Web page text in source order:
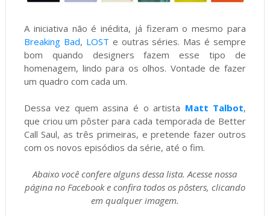
A iniciativa não é inédita, já fizeram o mesmo para
Breaking Bad, LOST e outras séries. Mas é sempre
bom quando designers fazem esse tipo de
homenagem, lindo para os olhos. Vontade de fazer
um quadro com cada um.
Dessa vez quem assina é o artista Matt Talbot,
que criou um pôster para cada temporada de Better
Call Saul, as três primeiras, e pretende fazer outros
com os novos episódios da série, até o fim.
Abaixo você confere alguns dessa lista. Acesse nossa
página no Facebook e confira todos os pôsters, clicando
em qualquer imagem.